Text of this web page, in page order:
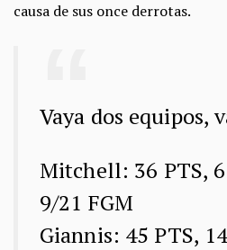
causa de sus once derrotas.
Vaya dos equipos,
Mitchell: 36 PTS, 6
9/21 FGM
Giannis: 45 PTS,